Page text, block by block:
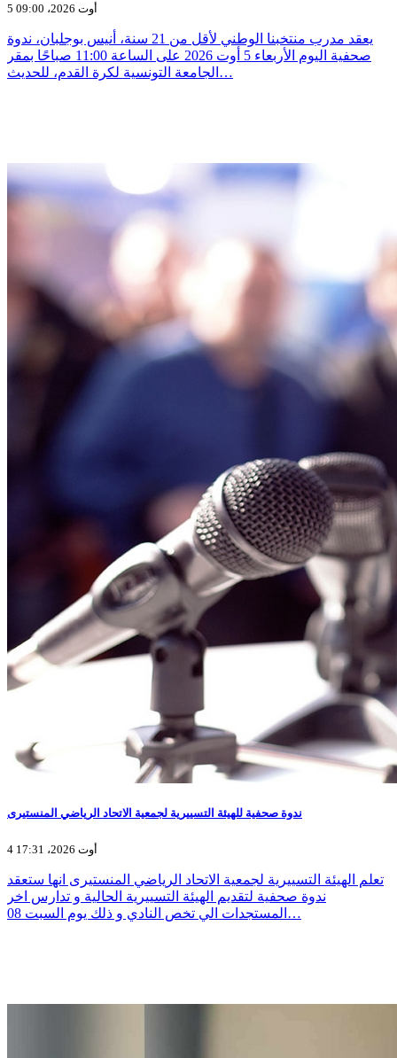
5 أوت 2026، 09:00
يعقد مدرب منتخبنا الوطني لأقل من 21 سنة، أنيس بوجلبان، ندوة
صحفية اليوم الأربعاء 5 أوت 2026 على الساعة 11:00 صباحًا بمقر
الجامعة التونسية لكرة القدم، للحديث…
ندوة صحفية للهيئة التسييرية لجمعية الاتحاد الرياضي المنستيرى
4 أوت 2026، 17:31
تعلم الهيئة التسييرية لجمعية الاتحاد الرياضي المنستيرى انها ستعقد
ندوة صحفية لتقديم الهيئة التسييرية الحالية و تدارس اخر
المستجدات الي تخص النادي و ذلك يوم السبت 08…